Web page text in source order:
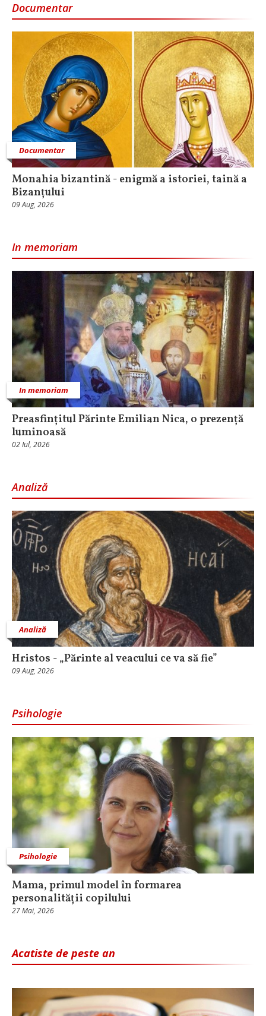
Documentar
Documentar
Monahia bizantină - enigmă a istoriei, taină a
Bizanțului
09 Aug, 2026
In memoriam
In memoriam
Preasfințitul Părinte Emilian Nica, o prezență
luminoasă
02 Iul, 2026
Analiză
Analiză
Hristos - „Părinte al veacului ce va să fie”
09 Aug, 2026
Psihologie
Psihologie
Mama, primul model în formarea
personalității copilului
27 Mai, 2026
Acatiste de peste an